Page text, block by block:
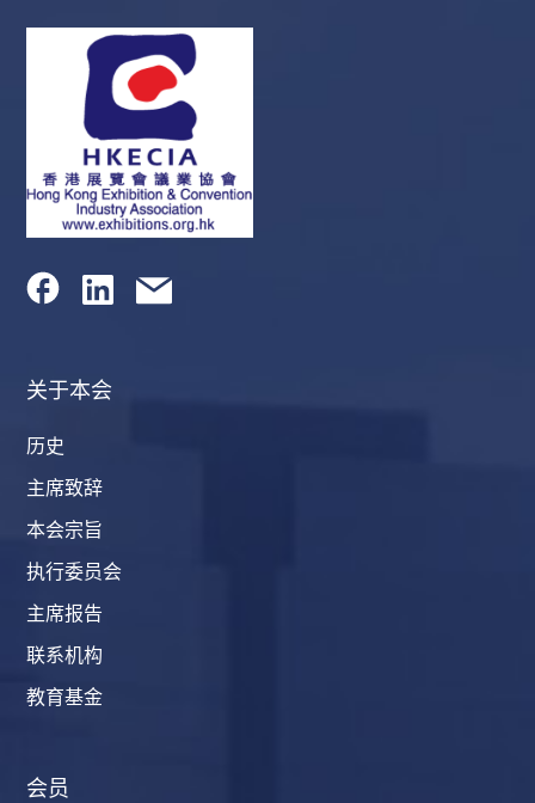
关于本会
历史
主席致辞
本会宗旨
执行委员会
主席报告
联系机构
教育基金
会员